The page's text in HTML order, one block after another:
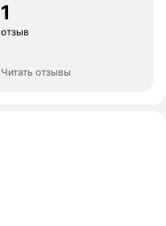
1
отзыв
Читать отзывы